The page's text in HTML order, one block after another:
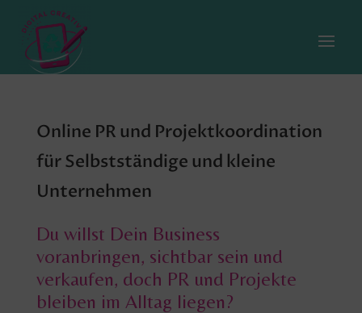
Online PR und Projektkoordination
für Selbstständige und kleine
Unternehmen
Du willst Dein Business
voranbringen, sichtbar sein und
verkaufen, doch PR und Projekte
bleiben im Alltag liegen?